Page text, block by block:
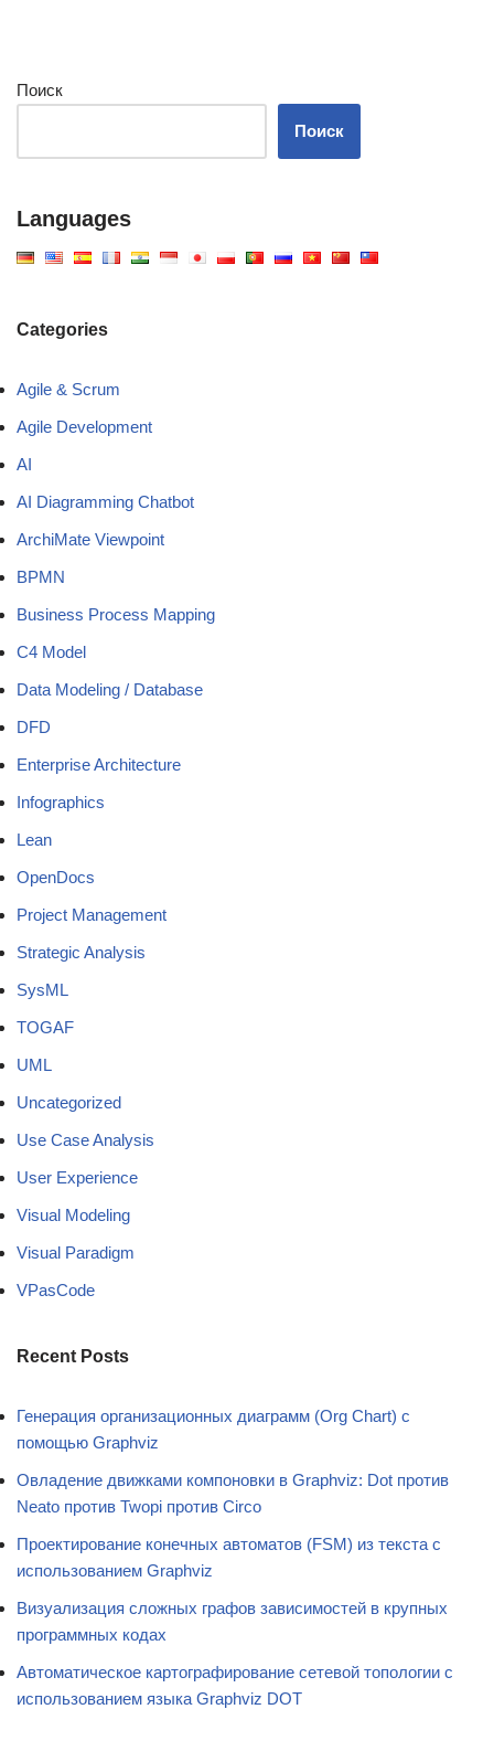
Поиск
Поиск
Languages
Categories
Agile & Scrum
Agile Development
AI
AI Diagramming Chatbot
ArchiMate Viewpoint
BPMN
Business Process Mapping
C4 Model
Data Modeling / Database
DFD
Enterprise Architecture
Infographics
Lean
OpenDocs
Project Management
Strategic Analysis
SysML
TOGAF
UML
Uncategorized
Use Case Analysis
User Experience
Visual Modeling
Visual Paradigm
VPasCode
Recent Posts
Генерация организационных диаграмм (Org Chart) с
помощью Graphviz
Овладение движками компоновки в Graphviz: Dot против
Neato против Twopi против Circo
Проектирование конечных автоматов (FSM) из текста с
использованием Graphviz
Визуализация сложных графов зависимостей в крупных
программных кодах
Автоматическое картографирование сетевой топологии с
использованием языка Graphviz DOT